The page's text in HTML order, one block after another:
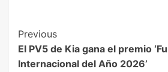
Previous
El PV5 de Kia gana el premio
Internacional del Año 2026’